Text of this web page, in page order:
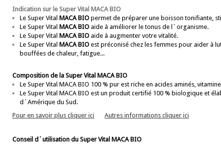
Indication sur le Super Vital MACA BIO
Le Super Vital MACA BIO permet de préparer une boisson tonifiante,
Le Super Vital MACA BIO aide à améliorer le tonus de l´organisme.
Le Super Vital MACA BIO aide à augmenter votre vitalité.
Le Super Vital MACA BIO est préconisé chez les femmes pour aider à
bouffées de chaleur, fatigue...
Composition de la Super Vital MACA BIO
Le Super Vital MACA BIO 100 % pur est riche en acides aminés,
Le Super Vital MACA BIO est un produit certifié 100 % biologique et
d´Amérique du Sud.
Pour en savoir plus cliquer ici
Autres informations cliquer ici
Conseil d´utilisation du Super Vital MACA BIO